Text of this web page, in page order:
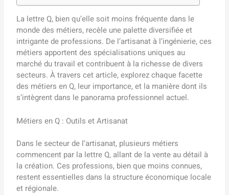
La lettre Q, bien qu’elle soit moins fréquente dans le
monde des métiers, recèle une palette diversifiée et
intrigante de professions. De l’artisanat à l’ingénierie, ces
métiers apportent des spécialisations uniques au
marché du travail et contribuent à la richesse de divers
secteurs. À travers cet article, explorez chaque facette
des métiers en Q, leur importance, et la manière dont ils
s’intègrent dans le panorama professionnel actuel.
Métiers en Q : Outils et Artisanat
Dans le secteur de l’artisanat, plusieurs métiers
commencent par la lettre Q, allant de la vente au détail à
la création. Ces professions, bien que moins connues,
restent essentielles dans la structure économique locale
et régionale.